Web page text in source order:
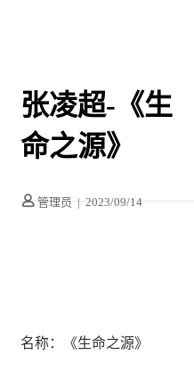
张凌超-《生
命之源》
管理员 | 2023/09/14
名称：《生命之源》